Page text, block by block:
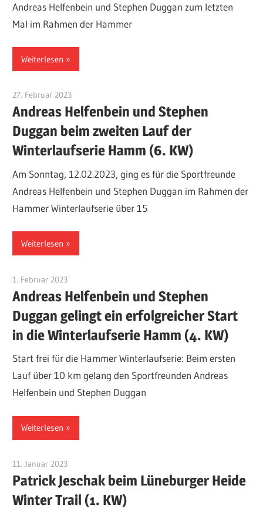
Andreas Helfenbein und Stephen Duggan zum letzten
Mal im Rahmen der Hammer
Weiterlesen
27. Februar 2023
Andreas Helfenbein und Stephen
Duggan beim zweiten Lauf der
Winterlaufserie Hamm (6. KW)
Am Sonntag, 12.02.2023, ging es für die Sportfreunde
Andreas Helfenbein und Stephen Duggan im Rahmen der
Hammer Winterlaufserie über 15
Weiterlesen
1. Februar 2023
Andreas Helfenbein und Stephen
Duggan gelingt ein erfolgreicher Start
in die Winterlaufserie Hamm (4. KW)
Start frei für die Hammer Winterlaufserie: Beim ersten
Lauf über 10 km gelang den Sportfreunden Andreas
Helfenbein und Stephen Duggan
Weiterlesen
11. Januar 2023
Patrick Jeschak beim Lüneburger Heide
Winter Trail (1. KW)